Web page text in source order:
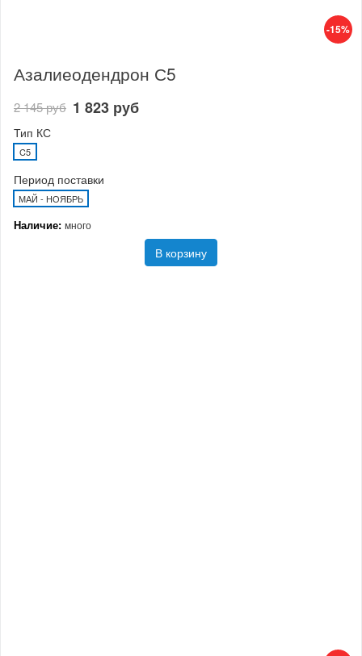
-15%
Азалиеодендрон С5
2 145 руб 1 823 руб
Тип КС
C5
Период поставки
МАЙ - НОЯБРЬ
Наличие: много
В корзину